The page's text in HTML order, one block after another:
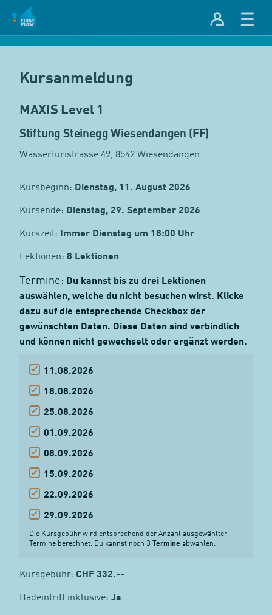
Kursanmeldung
MAXIS Level 1
Stiftung Steinegg Wiesendangen (FF)
Wasserfuristrasse 49, 8542 Wiesendangen
Kursbeginn: Dienstag, 11. August 2026
Kursende: Dienstag, 29. September 2026
Kurszeit: Immer Dienstag um 18:00 Uhr
Lektionen: 8 Lektionen
Termine: Du kannst bis zu drei Lektionen
auswählen, welche du nicht besuchen wirst. Klicke
dazu auf die entsprechende Checkbox der
gewünschten Daten. Diese Daten sind verbindlich
und können nicht gewechselt oder ergänzt werden.
11.08.2026
18.08.2026
25.08.2026
01.09.2026
08.09.2026
15.09.2026
22.09.2026
29.09.2026
Die Kursgebühr wird entsprechend der Anzahl ausgewählter
Termine berechnet. Du kannst noch 3 Termine abwählen.
Kursgebühr: CHF 332.--
Badeintritt inklusive: Ja